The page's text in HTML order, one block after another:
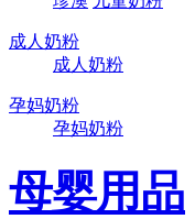
成人奶粉
成人奶粉
孕妈奶粉
孕妈奶粉
母婴用品